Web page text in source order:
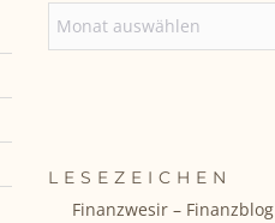
LESEZEICHEN
Finanzwesir – Finanzblog